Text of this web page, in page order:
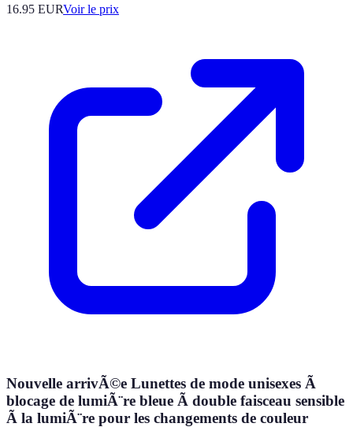
16.95 EURVoir le prix
Nouvelle arrivÃ©e Lunettes de mode unisexes Ã
blocage de lumiÃ¨re bleue Ã double faisceau sensible
Ã la lumiÃ¨re pour les changements de couleur